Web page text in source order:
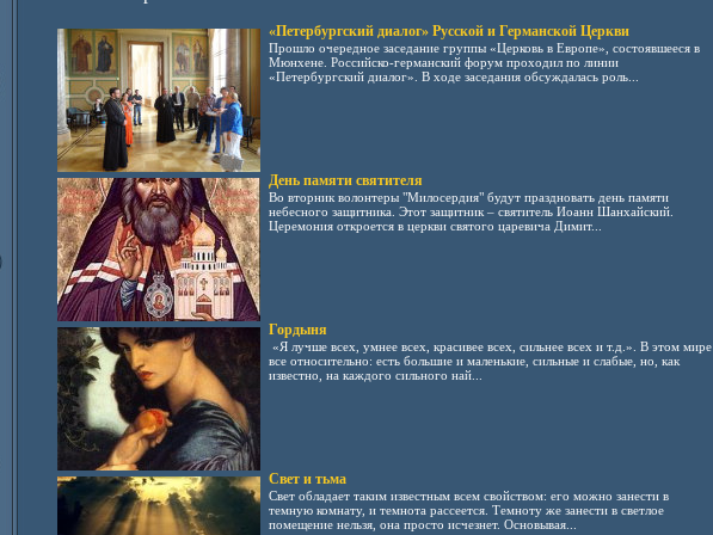
«Петербургский диалог» Русской и Германской Церкви
Прошло очередное заседание группы «Церковь в Европе», состоявшееся в
Мюнхене. Российско-германский форум проходил по линии
«Петербургский диалог». В ходе заседания обсуждалась роль...
День памяти святителя
Во вторник волонтеры "Милосердия" будут праздновать день памяти
небесного защитника. Этот защитник – святитель Иоанн Шанхайский.
Церемония откроется в церкви святого царевича Димит...
Гордыня
«Я лучше всех, умнее всех, красивее всех, сильнее всех и т.д.». В этом мире
все относительно: есть большие и маленькие, сильные и слабые, но, как
известно, на каждого сильного най...
Свет и тьма
Свет обладает таким известным всем свойством: его можно занести в
темную комнату, и темнота рассеется. Темноту же занести в светлое
помещение нельзя, она просто исчезнет. Основывая...